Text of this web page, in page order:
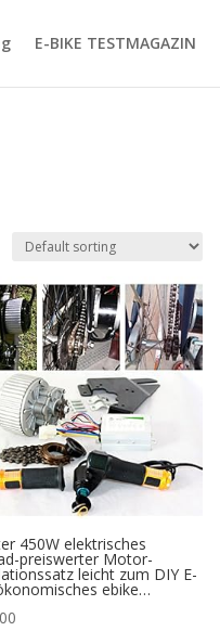
E-BIKE TESTMAGAZIN
450W elektrisches
preiswerter Motor-
leicht zum DIY E-
ebike…